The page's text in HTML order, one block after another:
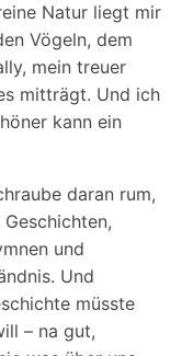
Natur liegt mir
Vögeln, dem
mein treuer
mitträgt. Und ich
kann ein
daran rum,
und
Und
müsste
– na gut,